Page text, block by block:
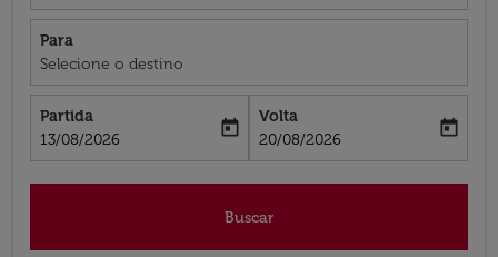
Para
Selecione o destino
Partida
fc-booking-departure-date-aria-label
13/08/2026
today
Volta
fc-booking-return-date-aria-label
20/08/2026
today
Buscar